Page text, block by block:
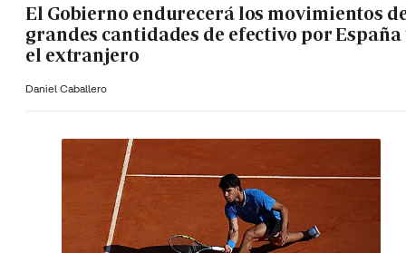
El Gobierno endurecerá los movimientos
grandes cantidades de efectivo por España
el extranjero
Daniel Caballero